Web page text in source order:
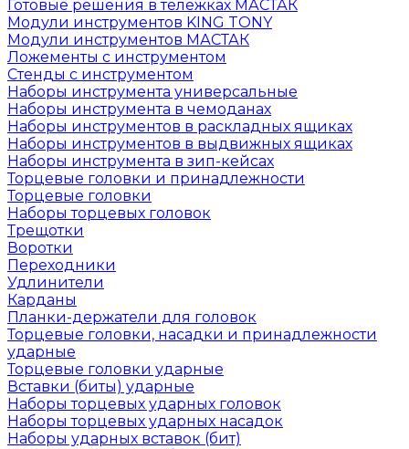
Готовые решения в тележках МАСТАК
Модули инструментов KING TONY
Модули инструментов МАСТАК
Ложементы с инструментом
Стенды с инструментом
Наборы инструмента универсальные
Наборы инструмента в чемоданах
Наборы инструментов в раскладных ящиках
Наборы инструментов в выдвижных ящиках
Наборы инструмента в зип-кейсах
Торцевые головки и принадлежности
Торцевые головки
Наборы торцевых головок
Трещотки
Воротки
Переходники
Удлинители
Карданы
Планки-держатели для головок
Торцевые головки, насадки и принадлежности
ударные
Торцевые головки ударные
Вставки (биты) ударные
Наборы торцевых ударных головок
Наборы торцевых ударных насадок
Наборы ударных вставок (бит)